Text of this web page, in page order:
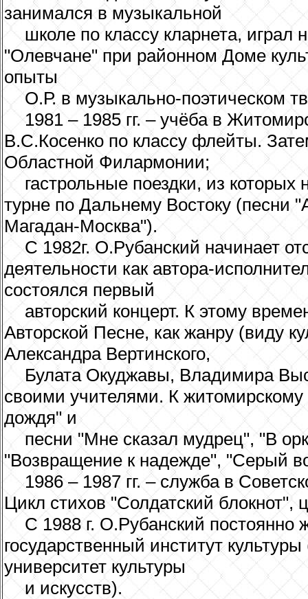
занимался в музыкальной
школе по классу кларнета, играл
"Олевчане" при районном Доме
опыты
О.Р. в музыкально-поэтическом
1981 – 1985 гг. – учёба в
В.С.Косенко по классу флейты.
Областной Филармонии;
гастрольные поездки, из
турне по Дальнему Востоку (песни
Магадан-Москва").
С 1982г. О.Рубанский начинает
деятельности как автора-
состоялся первый
авторский концерт. К этому
Авторской Песне, как жанру (виду
Александра Вертинского,
Булата Окуджавы, Владимира
своими учителями. К житомирскому
дождя" и
песни "Мне сказал мудрец", "В
"Возвращение к надежде", "Серый
1986 – 1987 гг. – служба в
Цикл стихов "Солдатский блокнот",
С 1988 г. О.Рубанский постоянно
государственный институт
университет культуры
и искусств).